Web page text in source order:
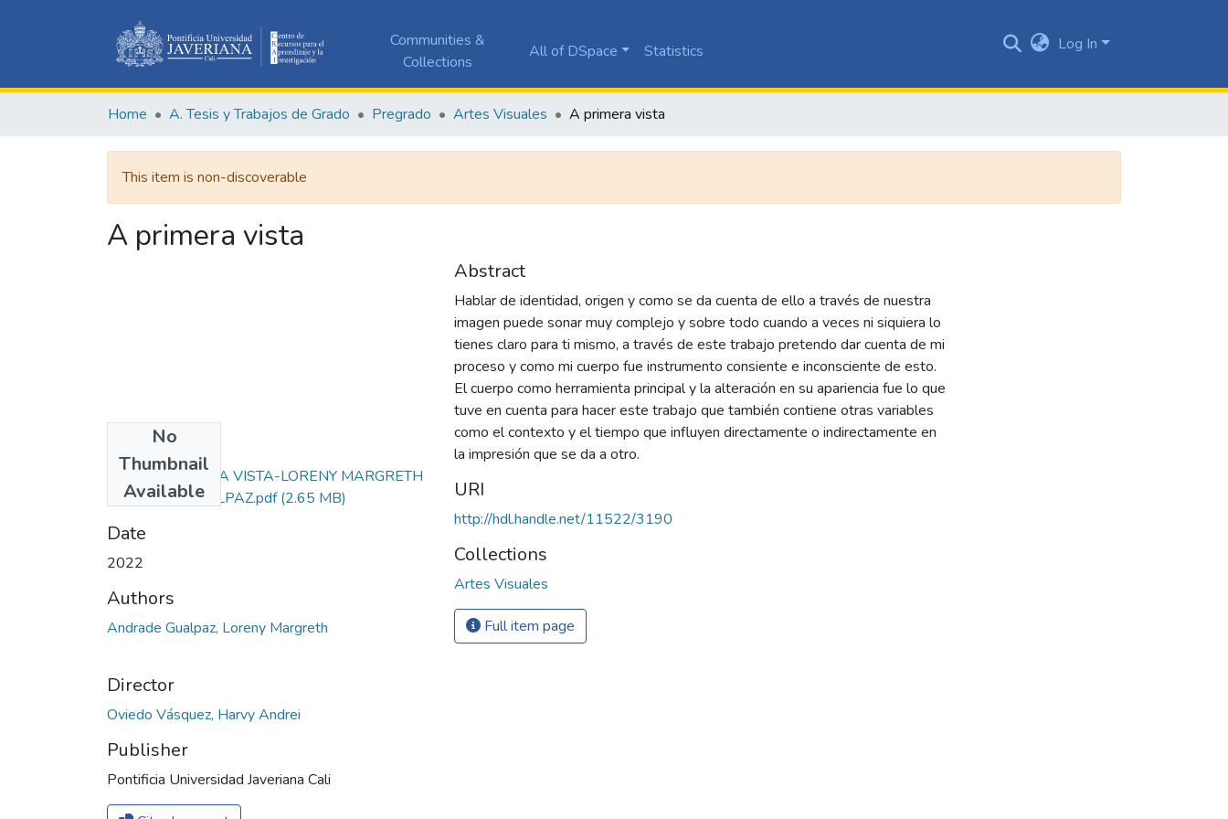
Communities &
Collections
All of DSpace Statistics Log In
Home A. Tesis y Trabajos de Grado Pregrado Artes Visuales A primera vista
This item is non-discoverable
A primera vista
No
Thumbnail
Available
2.0 A PRIMERA VISTA-LORENY MARGRETH
ANDRADE GUALPAZ.pdf(2.65 MB)
Date
2022
Authors
Andrade Gualpaz, Loreny Margreth
Director
Oviedo Vásquez, Harvy Andrei
Publisher
Pontificia Universidad Javeriana Cali
Abstract
Hablar de identidad, origen y como se da cuenta de ello a través de nuestra
imagen puede sonar muy complejo y sobre todo cuando a veces ni siquiera lo
tienes claro para ti mismo, a través de este trabajo pretendo dar cuenta de mi
proceso y como mi cuerpo fue instrumento consiente e inconsciente de esto.
El cuerpo como herramienta principal y la alteración en su apariencia fue lo que
tuve en cuenta para hacer este trabajo que también contiene otras variables
como el contexto y el tiempo que influyen directamente o indirectamente en
la impresión que se da a otro.
URI
http://hdl.handle.net/11522/3190
Collections
Artes Visuales
Full item page